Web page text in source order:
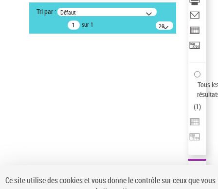
Type de notice d'autorité
Tri par : Défaut
sur 1
20
résultats/page
Tous
(1)
Ce site utilise des cookies et vous donne le contrôle sur ceux que vous